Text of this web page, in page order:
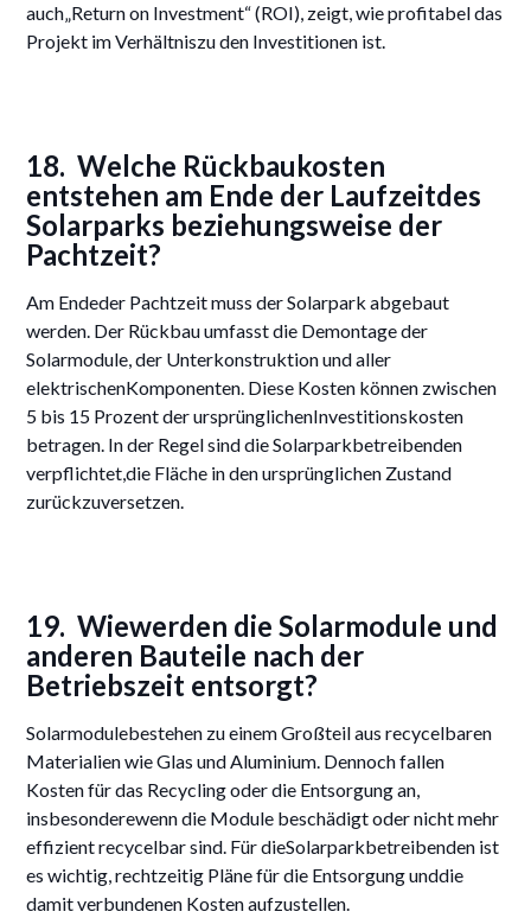
auch„Return on Investment“ (ROI), zeigt, wie profitabel das
Projekt im Verhältniszu den Investitionen ist.
18. Welche Rückbaukosten
entstehen am Ende der Laufzeitdes
Solarparks beziehungsweise der
Pachtzeit?
Am Endeder Pachtzeit muss der Solarpark abgebaut
werden. Der Rückbau umfasst die Demontage der
Solarmodule, der Unterkonstruktion und aller
elektrischenKomponenten. Diese Kosten können zwischen
5 bis 15 Prozent der ursprünglichenInvestitionskosten
betragen. In der Regel sind die Solarparkbetreibenden
verpflichtet,die Fläche in den ursprünglichen Zustand
zurückzuversetzen.
19. Wiewerden die Solarmodule und
anderen Bauteile nach der
Betriebszeit entsorgt?
Solarmodulebestehen zu einem Großteil aus recycelbaren
Materialien wie Glas und Aluminium. Dennoch fallen
Kosten für das Recycling oder die Entsorgung an,
insbesonderewenn die Module beschädigt oder nicht mehr
effizient recycelbar sind. Für dieSolarparkbetreibenden ist
es wichtig, rechtzeitig Pläne für die Entsorgung unddie
damit verbundenen Kosten aufzustellen.